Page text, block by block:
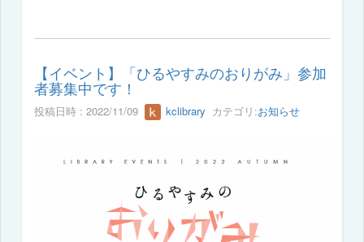
【イベント】「ひるやすみのおりがみ」参加
者募集中です！
投稿日時 : 2022/11/09 kclibrary カテゴリ:お知らせ